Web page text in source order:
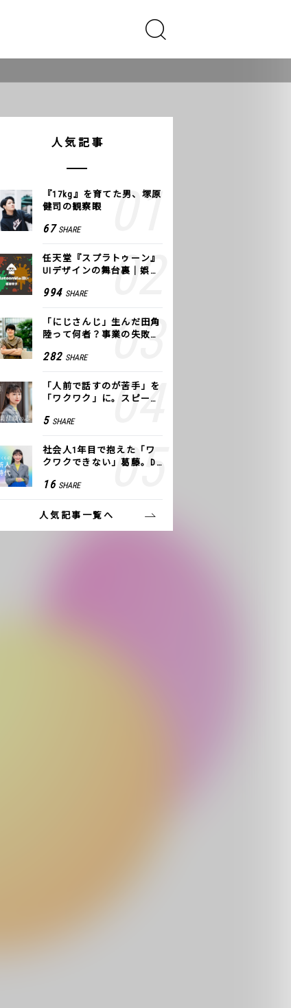
人気記事
『17kg』を育てた男、塚原
健司の観察眼
67 SHARE
任天堂『スプラトゥーン』
UIデザインの舞台裏｜娯楽
994 SHARE
「にじさんじ」生んだ田角
陸って何者？事業の失敗
COLOR
282 SHARE
「人前で話すのが苦手」を
「ワクワク」に。スピーチ
方トレーニング」に込めた
5 SHARE
社会人1年目で抱えた「ワ
クワクできない」葛藤。De
つけた、私の生きる道
16 SHARE
人気記事一覧へ